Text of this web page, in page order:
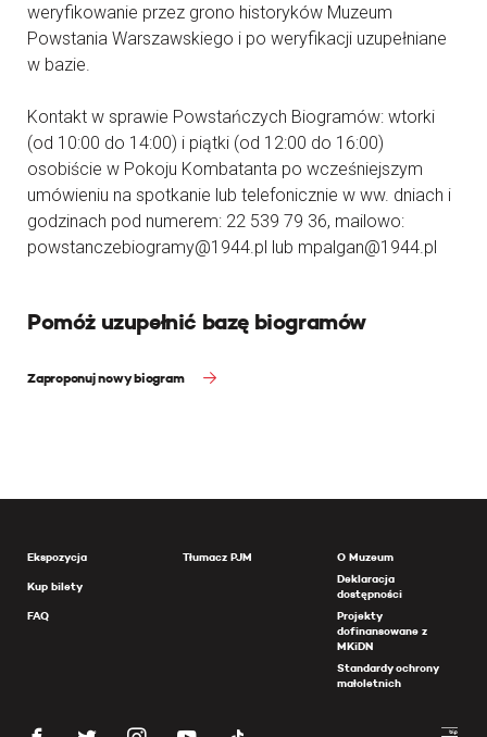
weryfikowanie przez grono historyków Muzeum
Powstania Warszawskiego i po weryfikacji uzupełniane
w bazie.
Kontakt w sprawie Powstańczych Biogramów: wtorki
(od 10:00 do 14:00) i piątki (od 12:00 do 16:00)
osobiście w Pokoju Kombatanta po wcześniejszym
umówieniu na spotkanie lub telefonicznie w ww. dniach i
godzinach pod numerem: 22 539 79 36, mailowo:
powstanczebiogramy@1944.pl lub mpalgan@1944.pl
Pomóż uzupełnić bazę biogramów
Zaproponuj nowy biogram
Ekspozycja
Kup bilety
FAQ
Tłumacz PJM
O Muzeum
Deklaracja
dostępności
Projekty
dofinansowane z
MKiDN
Standardy ochrony
małoletnich